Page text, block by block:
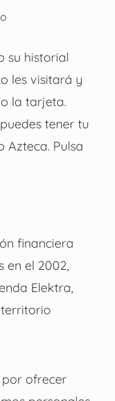
su historial
les visitará y
la tarjeta.
tener tu
Pulsa
financiera
en el 2002,
Elektra,
por ofrecer